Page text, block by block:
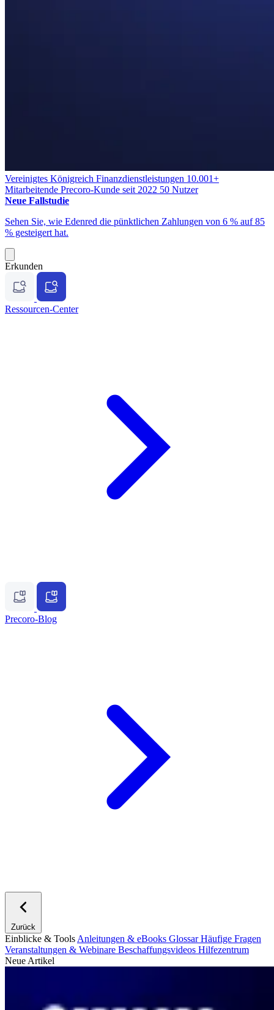
Vereinigtes Königreich Finanzdienstleistungen 10.001+
Mitarbeitende Precoro-Kunde seit 2022 50 Nutzer
Neue Fallstudie
Sehen Sie, wie Edenred die pünktlichen Zahlungen von 6 % auf 85
% gesteigert hat.
Erkunden
Ressourcen-Center
Precoro-Blog
Zurück
Einblicke & Tools Anleitungen & eBooks GlossarHäufige Fragen
Veranstaltungen & Webinare Beschaffungsvideos Hilfezentrum
Neue Artikel